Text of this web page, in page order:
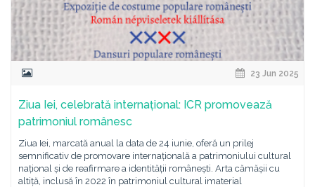
23 Jun 2025
Ziua Iei, celebrată internațional: ICR promovează
patrimoniul românesc
Ziua Iei, marcată anual la data de 24 iunie, oferă un prilej
semnificativ de promovare internațională a patrimoniului cultural
național și de reafirmare a identității românești. Arta cămășii cu
altiță, inclusă în 2022 în patrimoniul cultural imaterial